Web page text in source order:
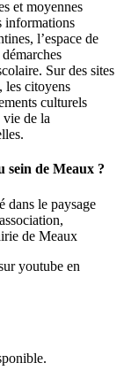
et moyennes
informations
l’espace de
Sur des sites
les citoyens
culturels
vie de la
sein de Meaux ?
dans le paysage
de Meaux
youtube en